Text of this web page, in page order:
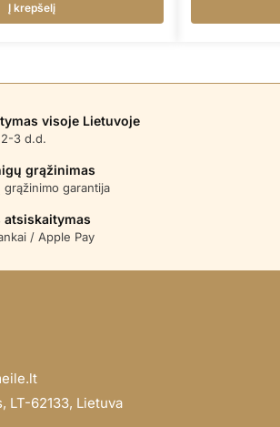
Į krepšelį
visoje Lietuvoje
3 d.d.
grąžinimas
garantija
atsiskaitymas
/ Apple Pay
LT-62133, Lietuva